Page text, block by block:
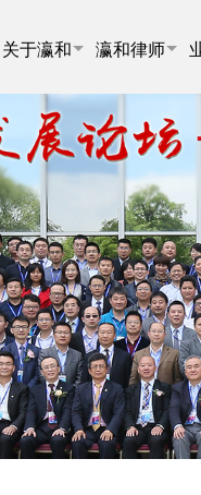
关于瀛和 瀛和律师